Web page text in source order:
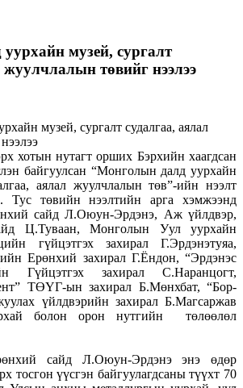
музей, сургалт
жуулчлалын төвийг нээлээ
хотын нутагт орших Бэрхийн хаагдсан
байгуулсан “Монголын далд уурхайн
аялал жуулчлалын төв”-ийн нээлт
Тус төвийн нээлтийн арга хэмжээнд
сайд Л.Оюун-Эрдэнэ, Аж үйлдвэр,
Ц.Туваан, Монголын Уул уурхайн
гүйцэтгэх захирал Г.Эрдэнэтуяа,
Ерөнхий захирал Г.Ёндон, “Эрдэнэс
Гүйцэтгэх захирал С.Наранцогт,
ТӨҮГ-ын захирал Б.Мөнхбат, “Бор-
үйлдвэрийн захирал Б.Магсаржав
болон орон нутгийн төлөөлөл
сайд Л.Оюун-Эрдэнэ энэ өдөр
тосгон үүсгэн байгуулагдсаны түүхт 70